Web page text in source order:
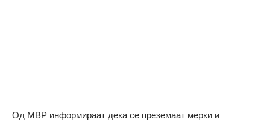
Од МВР информираат дека се преземаат мерки и